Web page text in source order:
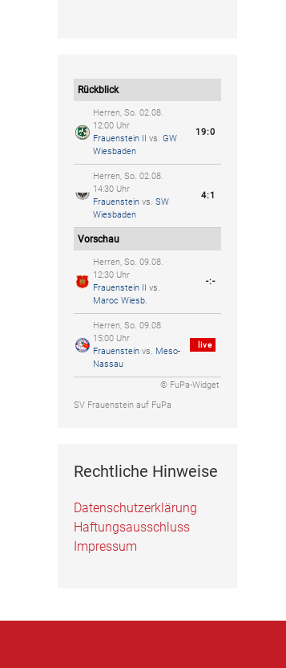
Rückblick
Herren, So. 02.08.
12:00 Uhr
Frauenstein II
vs. GW
Wiesbaden
19:0
Herren, So. 02.08.
14:30 Uhr
Frauenstein vs. SW
Wiesbaden
4:1
Vorschau
Herren, So. 09.08.
12:30 Uhr
Frauenstein II
vs.
Maroc Wiesb.
-:-
Herren, So. 09.08.
15:00 Uhr
Frauenstein vs. Meso-
Nassau
live
© FuPa-Widget
SV Frauenstein auf FuPa
Rechtliche Hinweise
Datenschutzerklärung
Haftungsausschluss
Impressum